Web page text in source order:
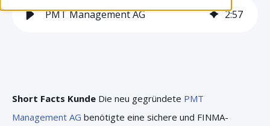
PMT Management AG 2:57
Short Facts Kunde Die neu gegründete PMT
Management AG benötigte eine sichere und FINMA-